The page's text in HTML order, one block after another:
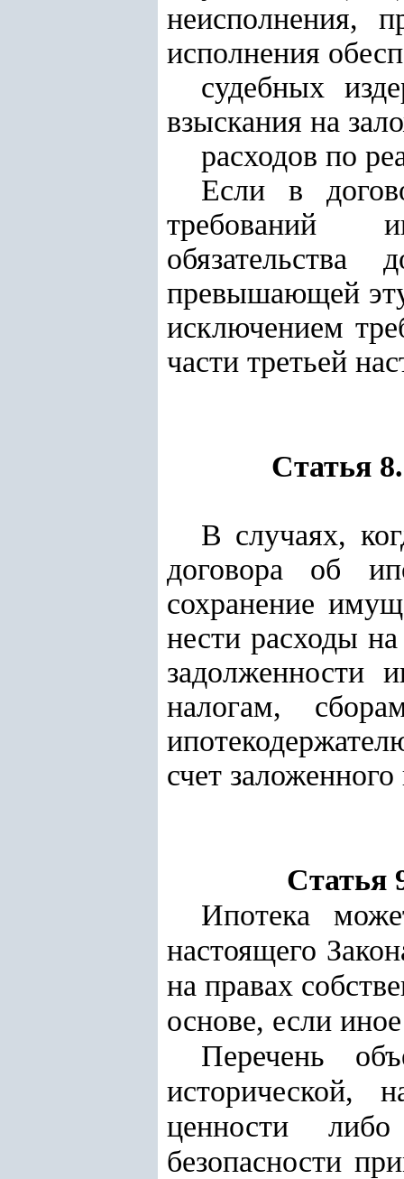
неисполнения,
исполнения
судебных
взыскания на
расходов по
Если в
требований
превышающей
исключением
части третьей
Статья
В случаях,
договора об
сохранение
нести расходы
задолженности
налогам,
счет
Статья
Ипотека
настоящего
на правах
основе, если
Перечень
исторической,
ценности либо
безопасности